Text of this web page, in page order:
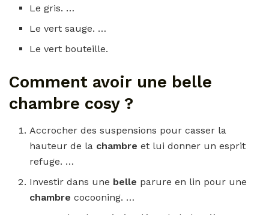
Le gris. …
Le vert sauge. …
Le vert bouteille.
Comment avoir une belle
chambre cosy ?
Accrocher des suspensions pour casser la
hauteur de la chambreet lui donner un esprit
refuge. …
Investir dans une belle parure en lin pour une
chambrecocooning. …